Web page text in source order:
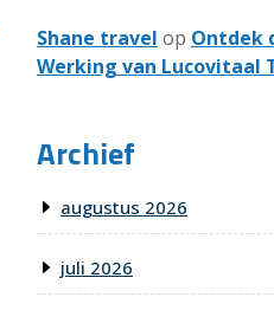
Shane travel op Ontdek
Werking van Lucovitaal
Archief
augustus 2026
juli 2026